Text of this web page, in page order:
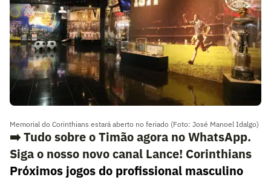
Memorial do Corinthians estará aberto no feriado (Foto: José Manoel Idalgo)
➡️ Tudo sobre o Timão agora no WhatsApp.
Siga o nosso novo canal Lance! Corinthians
Próximos jogos do profissional masculino